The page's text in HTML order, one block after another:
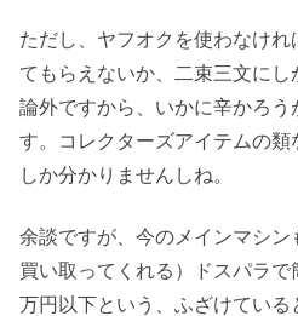
ただし、ヤフオクを使わなけ
てもらえないか、二束三文に
論外ですから、いかに辛かろ
す。コレクターズアイテムの
しか分かりませんしね。
余談ですが、今のメインマシ
買い取ってくれる）ドスパラ
万円以下という、ふざけている